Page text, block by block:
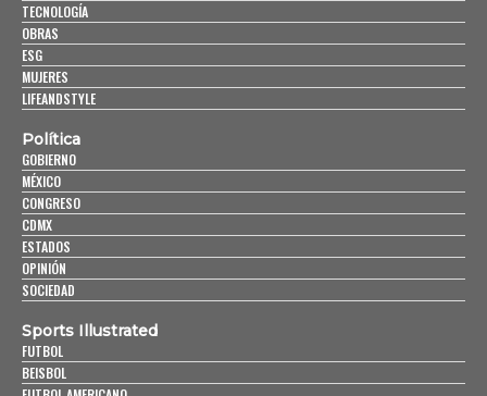
TECNOLOGÍA
OBRAS
ESG
MUJERES
LIFEANDSTYLE
Política
GOBIERNO
MÉXICO
CONGRESO
CDMX
ESTADOS
OPINIÓN
SOCIEDAD
Sports Illustrated
FUTBOL
BEISBOL